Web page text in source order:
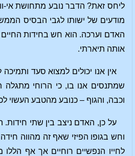
ליחס זאת? הדבר נובע מתחושת אי-
מודעים של ישותו לגבי הבסיס
האדם וערכה. הוא חש בחידות
אותה תיארתי.
אין אנו יכולים למצוא סעד
שמתנסים אנו בו, כי הרוחי
וכבה, והגוף – כנובע מהטבע העשוי
על כן, האדם ניצב בין שתי
וחש בגופו הפיזי שאף זה מהווה
לחייו הנפשיים רוחיים אך אף הללו